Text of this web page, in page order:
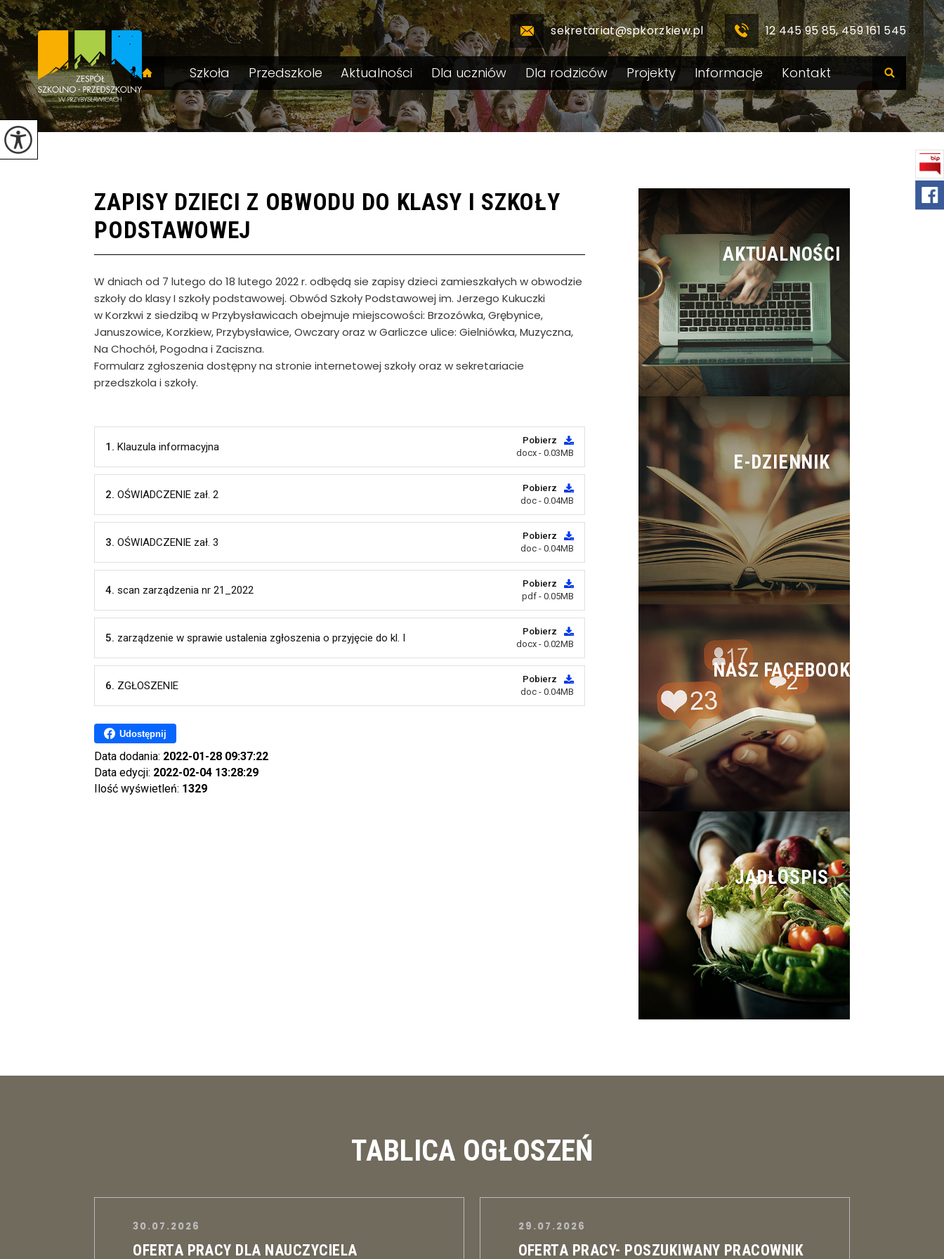
sekretariat@spkorzkiew.pl 12 445 95 85, 459 161 545
Szkoła Przedszkole Aktualności Dla uczniów Dla rodziców Projekty Informacje Kontakt
ZAPISY DZIECI Z OBWODU DO KLASY I SZKOŁY
PODSTAWOWEJ
W dniach od 7 lutego do 18 lutego 2022 r. odbędą sie zapisy dzieci zamieszkałych w obwodzie
szkoły do klasy I szkoły podstawowej. Obwód Szkoły Podstawowej im. Jerzego Kukuczki
w Korzkwi z siedzibą w Przybysławicach obejmuje miejscowości: Brzozówka, Grębynice,
Januszowice, Korzkiew, Przybysławice, Owczary oraz w Garliczce ulice: Gielniówka, Muzyczna,
Na Chochół, Pogodna i Zaciszna.
Formularz zgłoszenia dostępny na stronie internetowej szkoły oraz w sekretariacie
przedszkola i szkoły.
1. Klauzula informacyjna
Pobierz
docx - 0.03MB
2.OŚWIADCZENIE zał. 2
Pobierz
doc - 0.04MB
3.OŚWIADCZENIE zał. 3
Pobierz
doc - 0.04MB
4.scan zarządzenia nr 21_2022
Pobierz
pdf - 0.05MB
5. zarządzenie w sprawie ustalenia zgłoszenia o przyjęcie do kl. I
Pobierz
docx - 0.02MB
6. ZGŁOSZENIE
Pobierz
doc - 0.04MB
Udostępnij
Data dodania: 2022-01-28 09:37:22
Data edycji: 2022-02-04 13:28:29
Ilość wyświetleń: 1329
AKTUALNOŚCI
E-DZIENNIK
NASZ FACEBOOK
JADŁOSPIS
TABLICA OGŁOSZEŃ
30.07.2026
OFERTA PRACY DLA NAUCZYCIELA
29.07.2026
OFERTA PRACY- POSZUKIWANY PRACOWNIK